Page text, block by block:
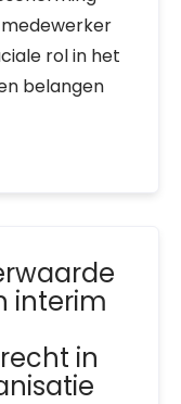
rol in het
belangen
interim
in